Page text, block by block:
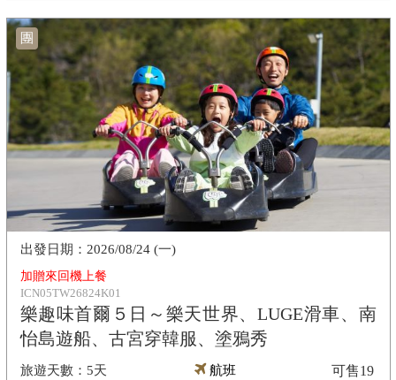
團
加贈來回機上餐
ICN05TW26824K01
樂趣味首爾５日～樂天世界、LUGE滑車、南
怡島遊船、古宮穿韓服、塗鴉秀
5天
2026/08/24 (一)
航班 可售19